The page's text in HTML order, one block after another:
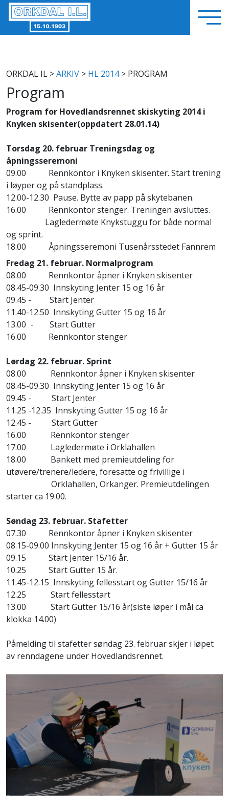
ORKDAL IL >ARKIV > HL 2014> PROGRAM
Program
Program for Hovedlandsrennet skiskyting 2014 i
Knyken skisenter(oppdatert 28.01.14)
Torsdag 20. februar Treningsdag og
åpningsseremoni
09.00 Rennkontor i Knyken skisenter. Start trening
i løyper og på standplass.
12.00-12.30 Pause. Bytte av papp på skytebanen.
16.00 Rennkontor stenger. Treningen avsluttes.
Lagledermøte Knykstuggu for både normal
og sprint.
18.00 Åpningsseremoni Tusenårsstedet Fannrem
Fredag 21. februar. Normalprogram
08.00 Rennkontor åpner i Knyken skisenter
08.45-09.30 Innskyting Jenter 15 og 16 år
09.45 - Start Jenter
11.40-12.50 Innskyting Gutter 15 og 16 år
13.00 - Start Gutter
16.00 Rennkontor stenger
Lørdag 22. februar. Sprint
08.00 Rennkontor åpner i Knyken skisenter
08.45-09.30 Innskyting Jenter 15 og 16 år
09.45 - Start Jenter
11.25 -12.35 Innskyting Gutter 15 og 16 år
12.45 - Start Gutter
16.00 Rennkontor stenger
17.00 Lagledermøte i Orklahallen
18.00 Bankett med premieutdeling for
utøvere/trenere/ledere, foresatte og frivillige i
Orklahallen, Orkanger. Premieutdelingen
starter ca 19.00.
Søndag 23. februar. Stafetter
07.30 Rennkontor åpner i Knyken skisenter
08.15-09.00 Innskyting Jenter 15 og 16 år + Gutter 15 år
09.15 Start Jenter 15/16 år.
10.25 Start Gutter 15 år.
11.45-12.15 Innskyting fellesstart og Gutter 15/16 år
12.25 Start fellesstart
13.00 Start Gutter 15/16 år(siste løper i mål ca
klokka 14.00)
Påmelding til stafetter søndag 23. februar skjer i løpet
av renndagene under Hovedlandsrennet.